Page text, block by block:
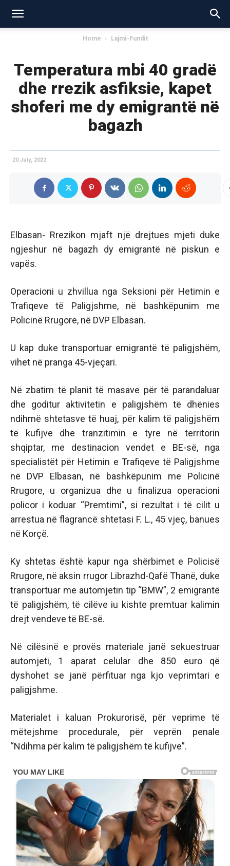
Home Lajmi-Fundit
Temperatura mbi 40 gradë
dhe rrezik asfiksie, kapet
shoferi me dy emigrantë në
bagazh
20 July, 2022
Elbasan- Rrezikon mjaft një drejtues mjeti duke
ngjeshur në bagazh dy emigrantë në piskun e
vapës.
Operacioni u zhvillua nga Seksioni për Hetimin e
Trafiqeve të Paligjshme, në bashkëpunim me
Policinë Rrugore, në DVP Elbasan.
U kap duke transportuar emigrantë të paligjshëm,
vihet në pranga 45-vjeçari.
Në zbatim të planit të masave për të parandaluar
dhe goditur aktivitetin e paligjshëm të dhënies
ndihmë shtetasve të huaj, për kalim të paligjshëm
të kufijve dhe tranzitimin e tyre në territorin
shqiptar, me destinacion vendet e BE-së, nga
specialistët për Hetimin e Trafiqeve të Paligjshme
në DVP Elbasan, në bashkëpunim me Policinë
Rrugore, u organizua dhe u finalizua operacioni
policor i koduar “Premtimi”, si rezultat i të cilit u
arrestua në flagrancë shtetasi F. L., 45 vjeç, banues
në Korçë.
Ky shtetas është kapur nga shërbimet e Policisë
Rrugore, në aksin rrugor Librazhd-Qafë Thanë, duke
transportuar me automjetin tip “BMW”, 2 emigrantë
të paligjshëm, të cilëve iu kishte premtuar kalimin
drejt vendeve të BE-së.
Në cilësinë e provës materiale janë sekuestruar
automjeti, 1 aparat celular dhe 850 euro që
dyshohet se janë përfituar nga kjo veprimtari e
paligjshme.
Materialet i kaluan Prokurorisë, për veprime të
mëtejshme procedurale, për veprën penale
“Ndihma për kalim të paligjshëm të kufijve”.